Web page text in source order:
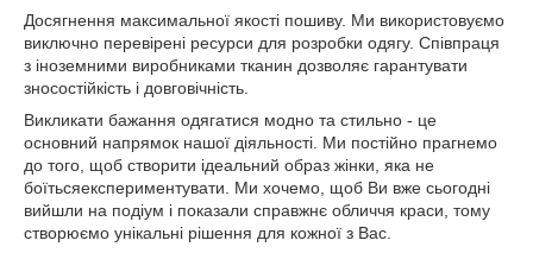
Досягнення максимальної якості пошиву. Ми використовуємо
виключно перевірені ресурси для розробки одягу. Співпраця
з іноземними виробниками тканин дозволяє гарантувати
зносостійкість і довговічність.
Викликати бажання одягатися модно та стильно - це
основний напрямок нашої діяльності. Ми постійно прагнемо
до того, щоб створити ідеальний образ жінки, яка не
боїтьсяекспериментувати. Ми хочемо, щоб Ви вже сьогодні
вийшли на подіум і показали справжнє обличчя краси, тому
створюємо унікальні рішення для кожної з Вас.